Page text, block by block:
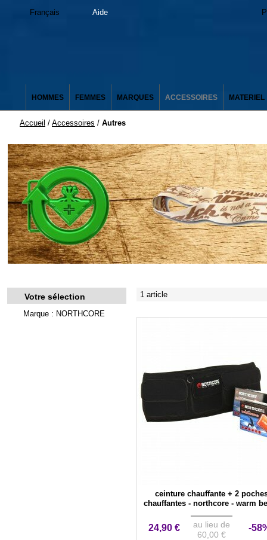
Français Aide
HOMMES FEMMES MARQUES ACCESSOIRES MATERIEL
Accueil / Accessoires / Autres
Votre sélection
Marque : NORTHCORE
1 article
ceinture chauffante + 2
chauffantes - northcore - warm
24,90 €
au lieu de
60,00 €
-